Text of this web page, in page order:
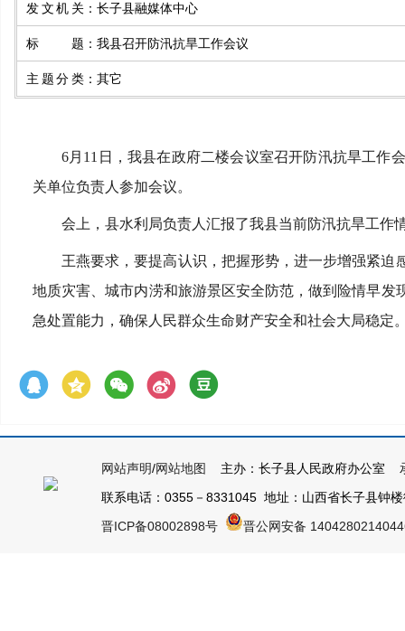
发文机关 ： 长子县融媒体中心
标题 ： 我县召开防汛抗旱工作会议
主题分类 ： 其它
6月11日，我县在政府二楼会议室召开防汛抗旱工作
关单位负责人参加会议。
会上，县水利局负责人汇报了我县当前防汛抗旱工作
王燕要求，要提高认识，把握形势，进一步增强紧
地质灾害、城市内涝和旅游景区安全防范，做到险情早
急处置能力，确保人民群众生命财产安全和社会大局稳定
网站声明/网站地图
主办：长子县人民政府办公室
联系电话：0355－8331045 地址：山西省长子县钟
晋ICP备08002898号
晋公网安备